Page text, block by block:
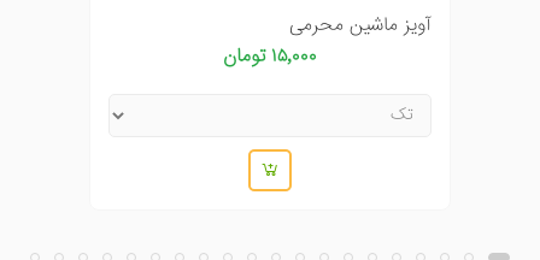
آویز ماشین محرمی
۱۵٬۰۰۰ تومان